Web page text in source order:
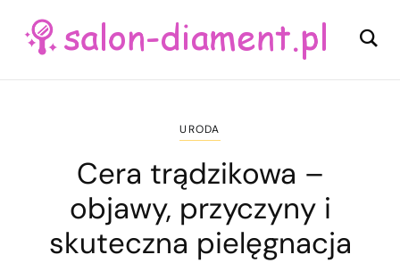
URODA
Cera trądzikowa –
objawy, przyczyny i
skuteczna pielęgnacja